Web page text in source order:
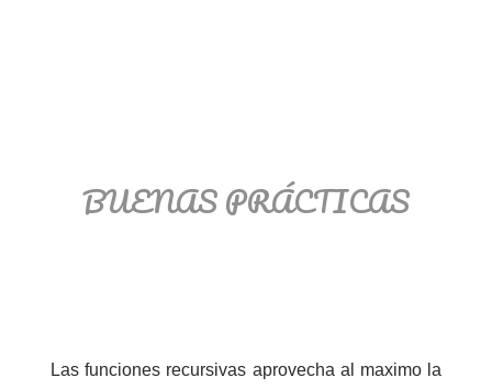
BUENAS PRÁCTICAS
Las funciones recursivas aprovecha al maximo la